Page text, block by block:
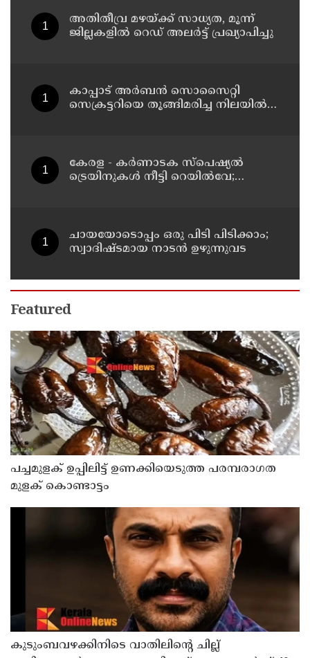
അതിതീവ്ര മഴയ്ക്ക് സാധ്യത, മൂന്ന്
ജില്ലകളിൽ റെഡ് അലർട്ട് പ്രഖ്യാപിച്ചു
കാപ്പാട് അര്‍ബന്‍ സൊസൈറ്റി
സെക്രട്ടറിയെ തൂങ്ങിമരിച്ച നിലയില്‍
കേരള - കര്‍ണാടക സ്പെഷ്യല്‍
ട്രെയിനുകള്‍ നീട്ടി റെയില്‍വേ;
ചായയോടൊപ്പം ഒരു പിടി പിടിക്കാം;
സ്വാദിഷ്ടമായ നാടൻ ഉഴുന്നുവട
Featured
പച്ചമുളക് ഉപ്പിലിട്ട് ഉണക്കിയെടുത്ത പരമ്പരാഗത
മുളക് കൊണ്ടാട്ടം
കുടുംബവഴക്കിനിടെ വാതിലിന്റെ ചില്ല്